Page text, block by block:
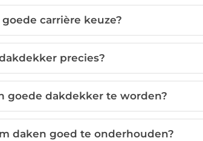
carrière keuze?
precies?
goede dakdekker te worden?
daken goed te onderhouden?